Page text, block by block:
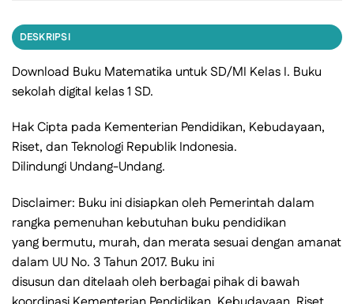
DESKRIPSI
Download Buku Matematika untuk SD/MI Kelas I. Buku
sekolah digital kelas 1 SD.
Hak Cipta pada Kementerian Pendidikan, Kebudayaan,
Riset, dan Teknologi Republik Indonesia.
Dilindungi Undang-Undang.
Disclaimer: Buku ini disiapkan oleh Pemerintah dalam
rangka pemenuhan kebutuhan buku pendidikan
yang bermutu, murah, dan merata sesuai dengan amanat
dalam UU No. 3 Tahun 2017. Buku ini
disusun dan ditelaah oleh berbagai pihak di bawah